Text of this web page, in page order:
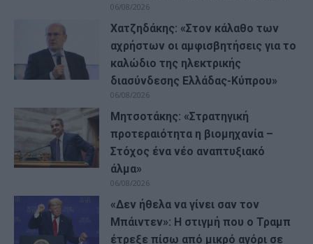
06/08/2026
Χατζηδάκης: «Στον κάλαθο των
αχρήστων οι αμφισβητήσεις για το
καλώδιο της ηλεκτρικής
διασύνδεσης Ελλάδας-Κύπρου»
06/08/2026
Μητσοτάκης: «Στρατηγική
προτεραιότητα η βιομηχανία –
Στόχος ένα νέο αναπτυξιακό
άλμα»
06/08/2026
«Δεν ήθελα να γίνει σαν τον
Μπάιντεν»: Η στιγμή που ο Τραμπ
έτρεξε πίσω από μικρό αγόρι σε